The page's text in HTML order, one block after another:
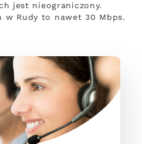
jest nieograniczony.
w Rudy to nawet 30 Mbps.